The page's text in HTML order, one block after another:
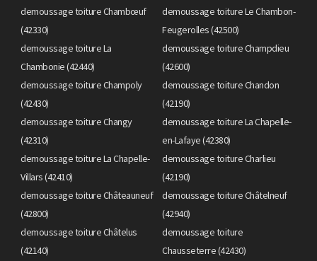
demoussage toiture Chambœuf
(42330)
demoussage toiture Le Chambon-
Feugerolles (42500)
demoussage toiture La
Chambonie (42440)
demoussage toiture Champdieu
(42600)
demoussage toiture Champoly
(42430)
demoussage toiture Chandon
(42190)
demoussage toiture Changy
(42310)
demoussage toiture La Chapelle-
en-Lafaye (42380)
demoussage toiture La Chapelle-
Villars (42410)
demoussage toiture Charlieu
(42190)
demoussage toiture Châteauneuf
(42800)
demoussage toiture Châtelneuf
(42940)
demoussage toiture Châtelus
(42140)
demoussage toiture
Chausseterre (42430)